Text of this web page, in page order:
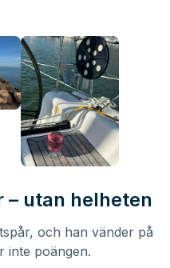
– utan helheten
och han vänder på
inte poängen.